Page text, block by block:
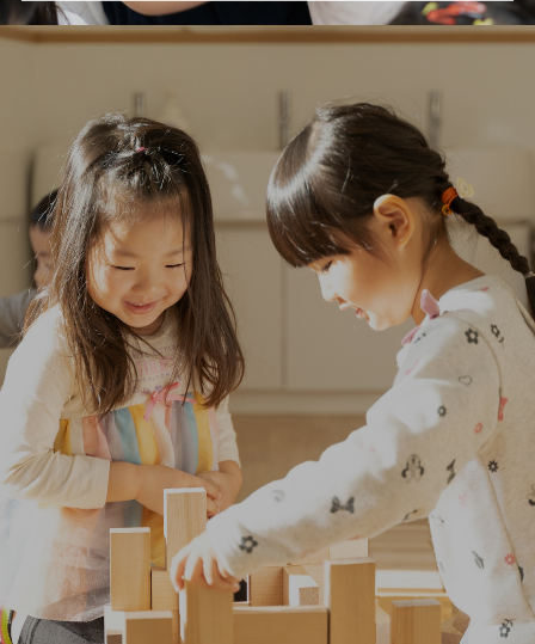
園からのお知らせ
「すくすく子育て」でリトルスター保育園が紹介されま
各園のブログ
2026.08.06 赤しそジュース作り～にじ組～2026.08.0
5 【そら組】誕生会
一覧を見る